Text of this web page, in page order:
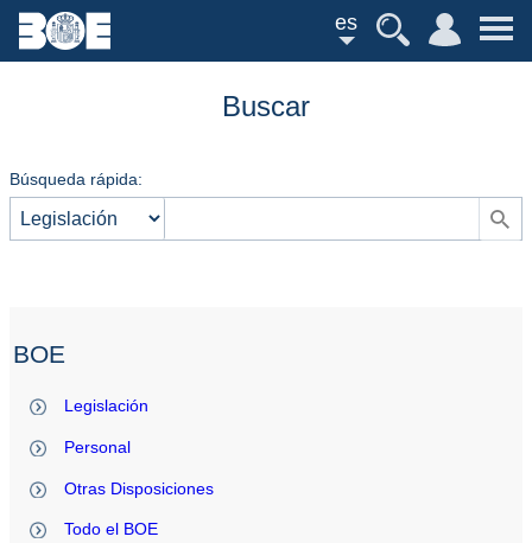
es
Buscar
Búsqueda rápida:
BOE
Legislación
Personal
Otras Disposiciones
Todo el BOE